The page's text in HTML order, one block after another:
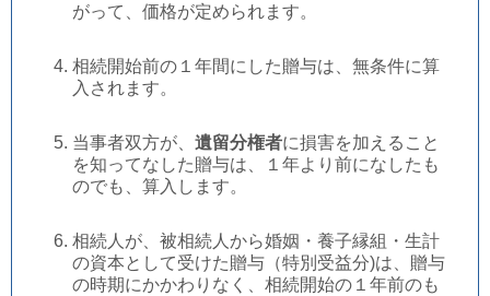
がって、価格が定められます。
相続開始前の１年間にした贈与は、無条件に算
入されます。
当事者双方が、 遺留分権者に損害を加えること
を知ってなした贈与は、１年より前になしたも
のでも、算入します。
相続人が、被相続人から婚姻・養子縁組・生計
の資本として受けた贈与（特別受益分)は、贈与
の時期にかかわりなく、相続開始の１年前のも